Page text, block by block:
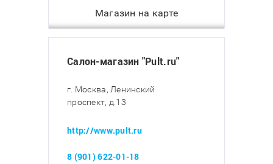
Магазин на карте
Салон-магазин "Pult.ru"
г. Москва, Ленинский
проспект, д.13
http://www.pult.ru
8 (901) 622-01-18